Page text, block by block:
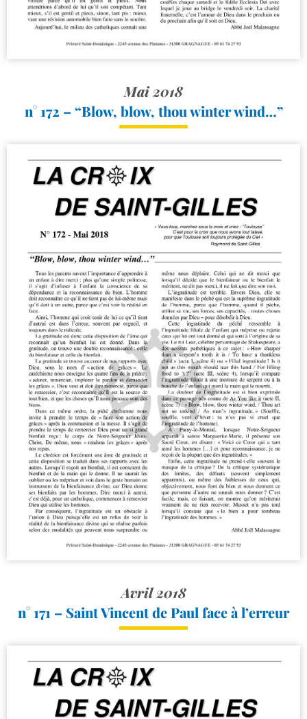
Mai 2018
n° 172 – “Blow, blow, thou winter wind…”
Avril 2018
n° 171 – Saint Vincent de Paul face à l’erreur